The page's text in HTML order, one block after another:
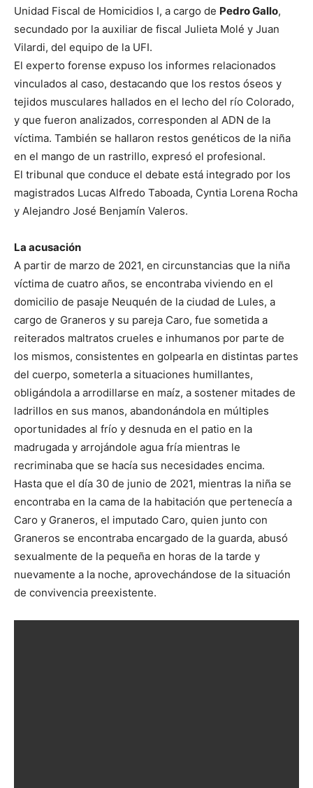
Unidad Fiscal de Homicidios I, a cargo de Pedro Gallo,
secundado por la auxiliar de fiscal Julieta Molé y Juan
Vilardi, del equipo de la UFI.
El experto forense expuso los informes relacionados
vinculados al caso, destacando que los restos óseos y
tejidos musculares hallados en el lecho del río Colorado,
y que fueron analizados, corresponden al ADN de la
víctima. También se hallaron restos genéticos de la niña
en el mango de un rastrillo, expresó el profesional.
El tribunal que conduce el debate está integrado por los
magistrados Lucas Alfredo Taboada, Cyntia Lorena Rocha
y Alejandro José Benjamín Valeros.
La acusación
A partir de marzo de 2021, en circunstancias que la niña
víctima de cuatro años, se encontraba viviendo en el
domicilio de pasaje Neuquén de la ciudad de Lules, a
cargo de Graneros y su pareja Caro, fue sometida a
reiterados maltratos crueles e inhumanos por parte de
los mismos, consistentes en golpearla en distintas partes
del cuerpo, someterla a situaciones humillantes,
obligándola a arrodillarse en maíz, a sostener mitades de
ladrillos en sus manos, abandonándola en múltiples
oportunidades al frío y desnuda en el patio en la
madrugada y arrojándole agua fría mientras le
recriminaba que se hacía sus necesidades encima.
Hasta que el día 30 de junio de 2021, mientras la niña se
encontraba en la cama de la habitación que pertenecía a
Caro y Graneros, el imputado Caro, quien junto con
Graneros se encontraba encargado de la guarda, abusó
sexualmente de la pequeña en horas de la tarde y
nuevamente a la noche, aprovechándose de la situación
de convivencia preexistente.